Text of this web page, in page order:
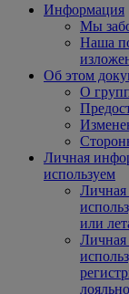
Информация
Мы
Наша
Об этом
О
Личная
используем
или